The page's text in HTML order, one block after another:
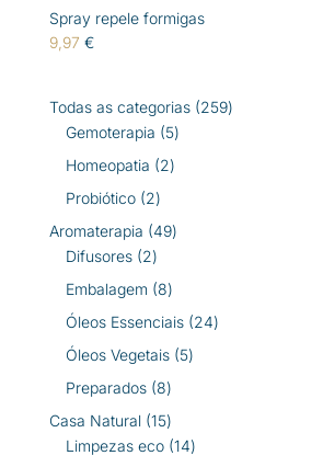
Spray repele formigas
9,97 €
Todas as categorias 259259
Gemoterapia 55
produtos
Homeopatia 22
Probiótico 22
produtos
Aromaterapia 4949
Difusores 22
produtos
Embalagem 88
produtos
Óleos Essenciais 2424
Óleos Vegetais 55
Preparados 88
produtos
Casa Natural 1515
produtos
Limpezas eco 1414